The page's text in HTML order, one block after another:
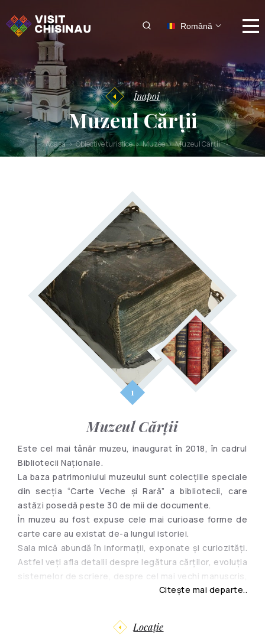
Română
Înapoi
Muzeul Cărții
Acasă Obiective turistice Muzee Muzeul Cărții
Muzeul Cărții
Este cel mai tânăr muzeu, inaugurat în 2018, în cadrul
Bibliotecii Naționale.
La baza patrimoniului muzeului sunt colecțiile speciale
din secția “Carte Veche și Rară” a bibliotecii, care
astăzi posedă peste 30 de mii de documente.
În muzeu au fost expuse cele mai curioase forme de
carte care au existat de-a lungul istoriei.
Sala mică abundă în informaţii, exponate şi curiozităţi.
Astfel veţi afla detalii despre legătura cărţilor, evoluţia
sistemelor de scriere, despre cel mai vechi manuscris,
istoria tiparului, primii artişti tipografi şi despre cărţile
La Muzeul Cărţii veţi găsi un fragment din Coran,
carte-medalion de 11-15 mm, Punguţa cu doi bani,
Citește mai departe..
Locație